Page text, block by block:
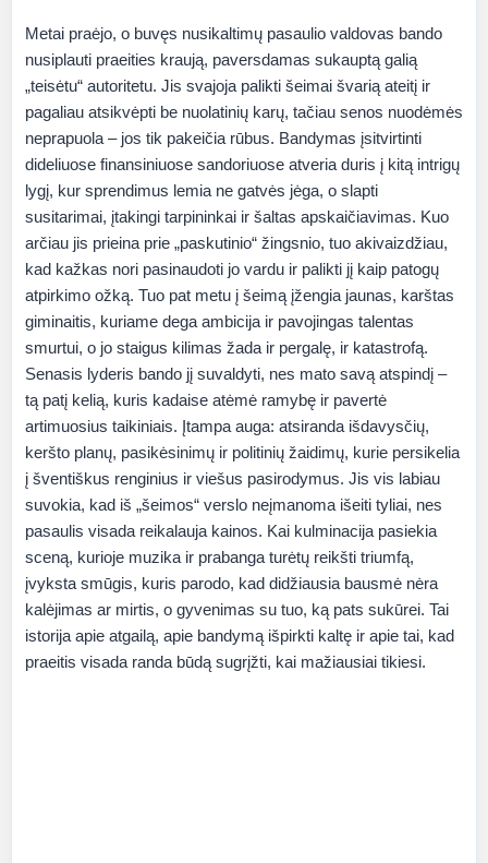
Metai praėjo, o buvęs nusikaltimų pasaulio valdovas bando
nusiplauti praeities kraują, paversdamas sukauptą galią
„teisėtu“ autoritetu. Jis svajoja palikti šeimai švarią ateitį ir
pagaliau atsikvėpti be nuolatinių karų, tačiau senos nuodėmės
neprapuola – jos tik pakeičia rūbus. Bandymas įsitvirtinti
dideliuose finansiniuose sandoriuose atveria duris į kitą intrigų
lygį, kur sprendimus lemia ne gatvės jėga, o slapti
susitarimai, įtakingi tarpininkai ir šaltas apskaičiavimas. Kuo
arčiau jis prieina prie „paskutinio“ žingsnio, tuo akivaizdžiau,
kad kažkas nori pasinaudoti jo vardu ir palikti jį kaip patogų
atpirkimo ožką. Tuo pat metu į šeimą įžengia jaunas, karštas
giminaitis, kuriame dega ambicija ir pavojingas talentas
smurtui, o jo staigus kilimas žada ir pergalę, ir katastrofą.
Senasis lyderis bando jį suvaldyti, nes mato savą atspindį –
tą patį kelią, kuris kadaise atėmė ramybę ir pavertė
artimuosius taikiniais. Įtampa auga: atsiranda išdavysčių,
keršto planų, pasikėsinimų ir politinių žaidimų, kurie persikelia
į šventiškus renginius ir viešus pasirodymus. Jis vis labiau
suvokia, kad iš „šeimos“ verslo neįmanoma išeiti tyliai, nes
pasaulis visada reikalauja kainos. Kai kulminacija pasiekia
sceną, kurioje muzika ir prabanga turėtų reikšti triumfą,
įvyksta smūgis, kuris parodo, kad didžiausia bausmė nėra
kalėjimas ar mirtis, o gyvenimas su tuo, ką pats sukūrei. Tai
istorija apie atgailą, apie bandymą išpirkti kaltę ir apie tai, kad
praeitis visada randa būdą sugrįžti, kai mažiausiai tikiesi.